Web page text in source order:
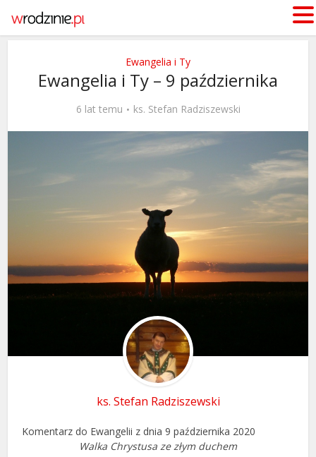
Ewangelia i Ty
Ewangelia i Ty – 9 października
6 lat temu ks. Stefan Radziszewski
ks. Stefan Radziszewski
Komentarz do Ewangelii z dnia 9 października 2020
Walka Chrystusa ze złym duchem